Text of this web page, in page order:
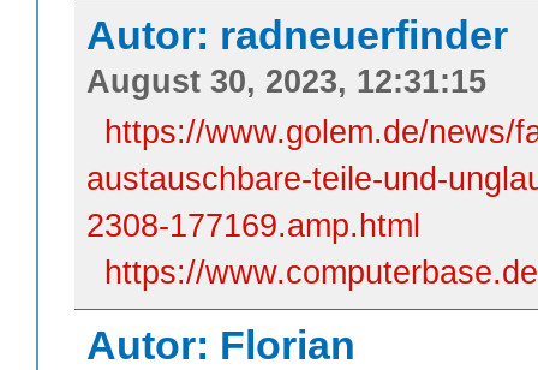
Autor: radneuerfinder
August 30, 2023, 12:31:15
https://www.golem.de/news/
austauschbare-teile-und-
2308-177169.amp.html
https://
Autor: Florian